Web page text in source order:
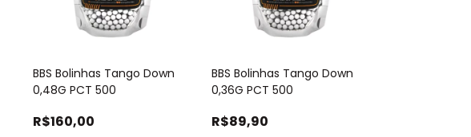
BBS Bolinhas Tango Down
0,48G PCT 500
R$160,00
BBS Bolinhas Tango Down
0,36G PCT 500
R$89,90